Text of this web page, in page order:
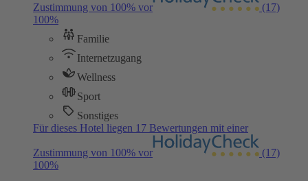
Zustimmung von 100% vor
(17)
100%
Familie
Internetzugang
Wellness
Sport
Sonstiges
Für dieses Hotel liegen 17 Bewertungen mit einer
Zustimmung von 100% vor
(17)
100%